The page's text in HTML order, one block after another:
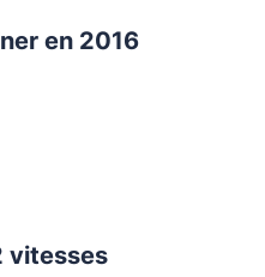
en 2016
vitesses